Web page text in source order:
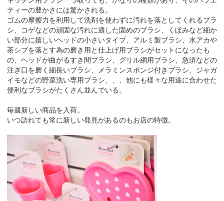
ティーの豊かさには驚かされる。
ゴムの摩擦力を利用して洗剤を使わずに汚れを落としてくれるブラ
シ、コゲなどの頑固な汚れに適した固めのブラシ、くぼみなど細か
い部分に嬉しいヘッドの小さいタイプ、アルミ製ブラシ、水アカや
茶シブを落とす為の磨き用と仕上げ用ブラシがセットになったも
の、ヘッドが曲がるすき間ブラシ、グリル網用ブラシ、急須などの
注ぎ口を磨く細長いブラシ、メラミンスポンジ付きブラシ、ジャガ
イモなどの野菜洗い専用ブラシ、、、他にも様々な用途に合わせた
便利なブラシがたくさん並んでいる。
毎週新しい商品を入荷。
いつ訪れても常に新しい発見があるのもお店の特徴。